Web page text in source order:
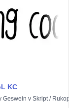
KC
Geswein v Skript/